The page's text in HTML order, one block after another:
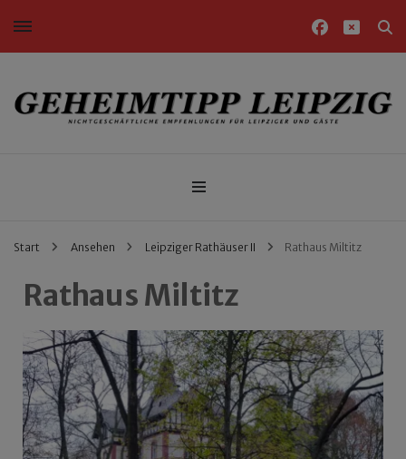
Nichtgeschäftliche Empfehlungen für Leipziger und Gäste
Start Ansehen Leipziger Rathäuser II Rathaus Miltitz
Rathaus Miltitz